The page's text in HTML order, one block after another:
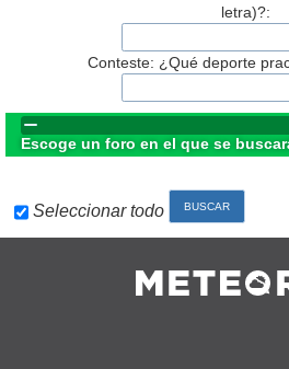
letra)?:
Conteste: ¿Qué deporte
Escoge un foro en el que se
Seleccionar todo